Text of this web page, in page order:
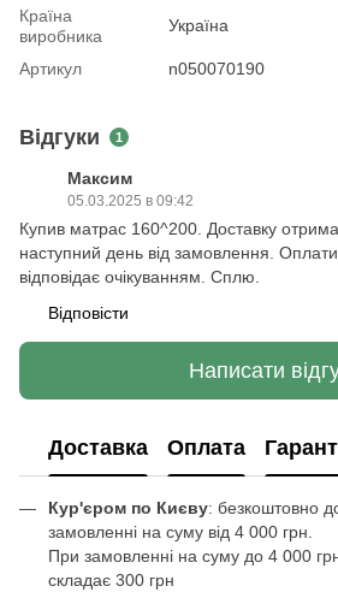
Країна
виробника
Україна
Артикул n050070190
Відгуки 1
Максим
05.03.2025 в 09:42
Купив матрас 160^200. Доставку
наступний день від замовлення.
відповідає очікуванням. Сплю.
Відповісти
Написати
Доставка Оплата
Кур'єром по Києву: безкоштовно
замовленні на суму від 4 000 грн.
При замовленні на суму до 4 000
складає 300 грн